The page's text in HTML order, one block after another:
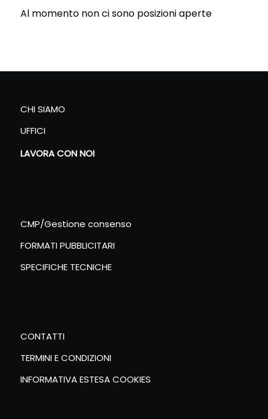
Al momento non ci sono posizioni aperte
CHI SIAMO
UFFICI
LAVORA CON NOI
CMP/Gestione consenso
FORMATI PUBBLICITARI
SPECIFICHE TECNICHE
CONTATTI
TERMINI E CONDIZIONI
INFORMATIVA ESTESA COOKIES